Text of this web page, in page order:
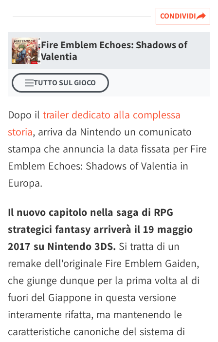
CONDIVIDI
Fire Emblem Echoes: Shadows of
Valentia
TUTTO SUL GIOCO
Dopo il trailer dedicato alla complessa
storia, arriva da Nintendo un comunicato
stampa che annuncia la data fissata per Fire
Emblem Echoes: Shadows of Valentia in
Europa.
Il nuovo capitolo nella saga di RPG
strategici fantasy arriverà il 19 maggio
2017 su Nintendo 3DS. Si tratta di un
remake dell'originale Fire Emblem Gaiden,
che giunge dunque per la prima volta al di
fuori del Giappone in questa versione
interamente rifatta, ma mantenendo le
caratteristiche canoniche del sistema di